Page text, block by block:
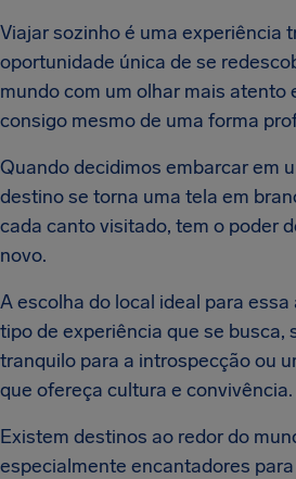
Viajar sozinho é uma experiência
oportunidade única de se
mundo com um olhar mais atento
consigo mesmo de uma forma
Quando decidimos embarcar em
destino se torna uma tela em
cada canto visitado, tem o poder
novo.
A escolha do local ideal para
tipo de experiência que se busca,
tranquilo para a introspecção ou
que ofereça cultura e convivência.
Existem destinos ao redor do
especialmente encantadores